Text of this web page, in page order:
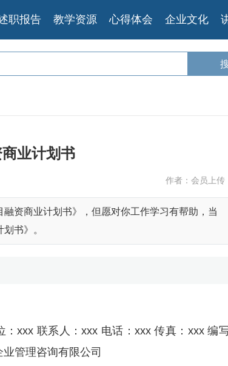
职报告 教学资源 心得体会 企业文化
业计划书
作者：会员上传
资商业计划书》，但愿对你工作学习有帮助，当
书》。
xxx 联系人：xxx 电话：xxx 传真：xxx 编
管理咨询有限公司